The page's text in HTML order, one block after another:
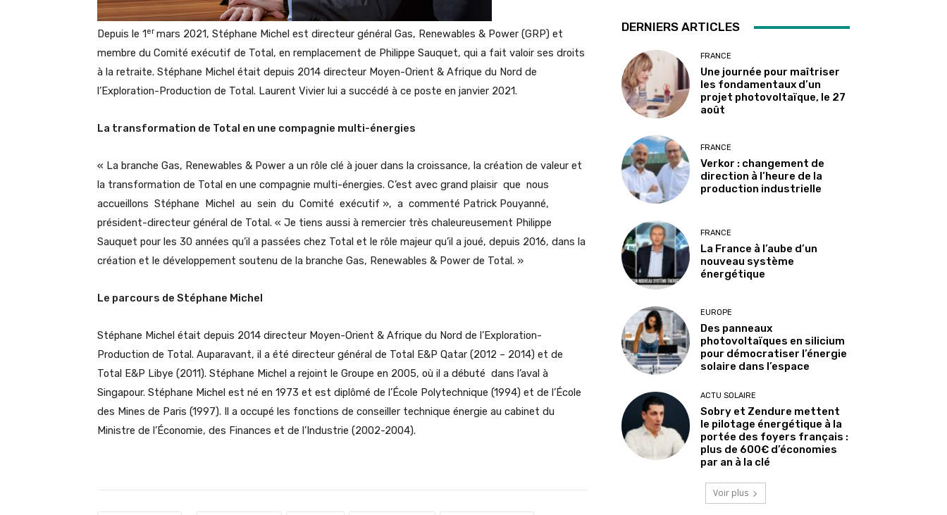
Depuis le 1er mars 2021, Stéphane Michel est directeur général Gas, Renewables & Power (GRP) et
membre du Comité exécutif de Total, en remplacement de Philippe Sauquet, qui a fait valoir ses droits
à la retraite. Stéphane Michel était depuis 2014 directeur Moyen-Orient & Afrique du Nord de
l’Exploration-Production de Total. Laurent Vivier lui a succédé à ce poste en janvier 2021.
La transformation de Total en une compagnie multi-énergies
« La branche Gas, Renewables & Power a un rôle clé à jouer dans la croissance, la création de valeur et
la transformation de Total en une compagnie multi-énergies. C’est avec grand plaisir que nous
accueillons Stéphane Michel au sein du Comité exécutif », a commenté Patrick Pouyanné,
président-directeur général de Total. « Je tiens aussi à remercier très chaleureusement Philippe
Sauquet pour les 30 années qu’il a passées chez Total et le rôle majeur qu’il a joué, depuis 2016, dans la
création et le développement soutenu de la branche Gas, Renewables & Power de Total. »
Le parcours de Stéphane Michel
Stéphane Michel était depuis 2014 directeur Moyen-Orient & Afrique du Nord de l’Exploration-
Production de Total. Auparavant, il a été directeur général de Total E&P Qatar (2012 – 2014) et de
Total E&P Libye (2011). Stéphane Michel a rejoint le Groupe en 2005, où il a débuté dans l’aval à
Singapour. Stéphane Michel est né en 1973 et est diplômé de l’École Polytechnique (1994) et de l’École
des Mines de Paris (1997). Il a occupé les fonctions de conseiller technique énergie au cabinet du
Ministre de l’Économie, des Finances et de l’Industrie (2002-2004).
DERNIERS ARTICLES
FRANCE
Une journée pour maîtriser
les fondamentaux d’un
projet photovoltaïque, le 27
août
FRANCE
Verkor : changement de
direction à l’heure de la
production industrielle
FRANCE
La France à l’aube d’un
nouveau système
énergétique
EUROPE
Des panneaux
photovoltaïques en silicium
pour démocratiser l’énergie
solaire dans l’espace
ACTU SOLAIRE
Sobry et Zendure mettent
le pilotage énergétique à la
portée des foyers français :
plus de 600€ d’économies
par an à la clé
Voir plus